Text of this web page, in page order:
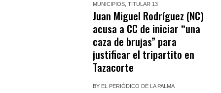
MUNICIPIOS ,TITULAR 13
Juan Miguel Rodríguez (NC)
acusa a CC de iniciar “una
caza de brujas” para
justificar el tripartito en
Tazacorte
BY EL PERIÓDICO DE LA PALMA